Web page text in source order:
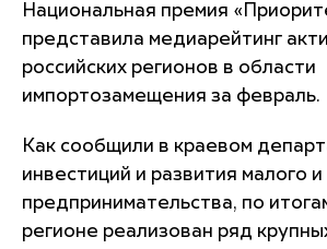
Национальная премия
представила медиарейтинг
российских регионов в области
импортозамещения за февраль.
Как сообщили в краевом
инвестиций и развития малого
предпринимательства, по
регионе реализован ряд